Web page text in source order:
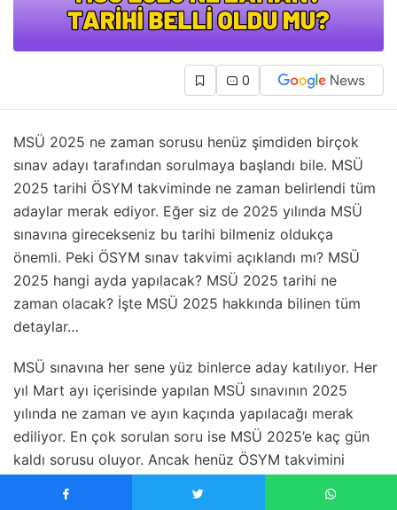
0
MSÜ 2025 ne zaman sorusu henüz şimdiden birçok
sınav adayı tarafından sorulmaya başlandı bile. MSÜ
2025 tarihi ÖSYM takviminde ne zaman belirlendi tüm
adaylar merak ediyor. Eğer siz de 2025 yılında MSÜ
sınavına girecekseniz bu tarihi bilmeniz oldukça
önemli. Peki ÖSYM sınav takvimi açıklandı mı? MSÜ
2025 hangi ayda yapılacak? MSÜ 2025 tarihi ne
zaman olacak? İşte MSÜ 2025 hakkında bilinen tüm
detaylar…
MSÜ sınavına her sene yüz binlerce aday katılıyor. Her
yıl Mart ayı içerisinde yapılan MSÜ sınavının 2025
yılında ne zaman ve ayın kaçında yapılacağı merak
ediliyor. En çok sorulan soru ise MSÜ 2025’e kaç gün
kaldı sorusu oluyor. Ancak henüz ÖSYM takvimini
ne zaman yapılacağını bilmiyor. Peki MSÜ 2025 ne